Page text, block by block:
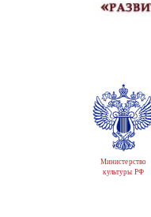
Министерство
культуры РФ